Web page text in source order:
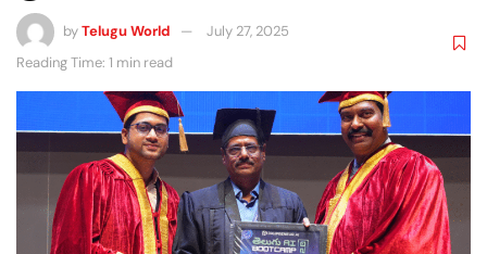
byTelugu World
July 27, 2025
Reading Time: 1 min read